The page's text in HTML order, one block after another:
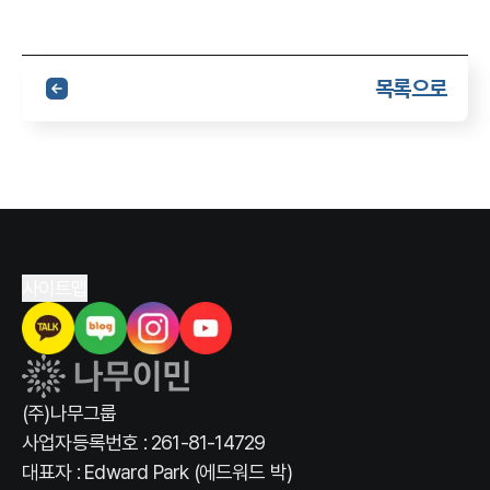
목록으로
(주)나무그룹
사업자등록번호 : 261-81-14729
대표자 : Edward Park (에드워드 박)